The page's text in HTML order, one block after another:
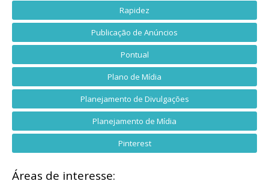
Rapidez
Publicação de Anúncios
Pontual
Plano de Mídia
Planejamento de Divulgações
Planejamento de Mídia
Pinterest
Áreas de interesse: